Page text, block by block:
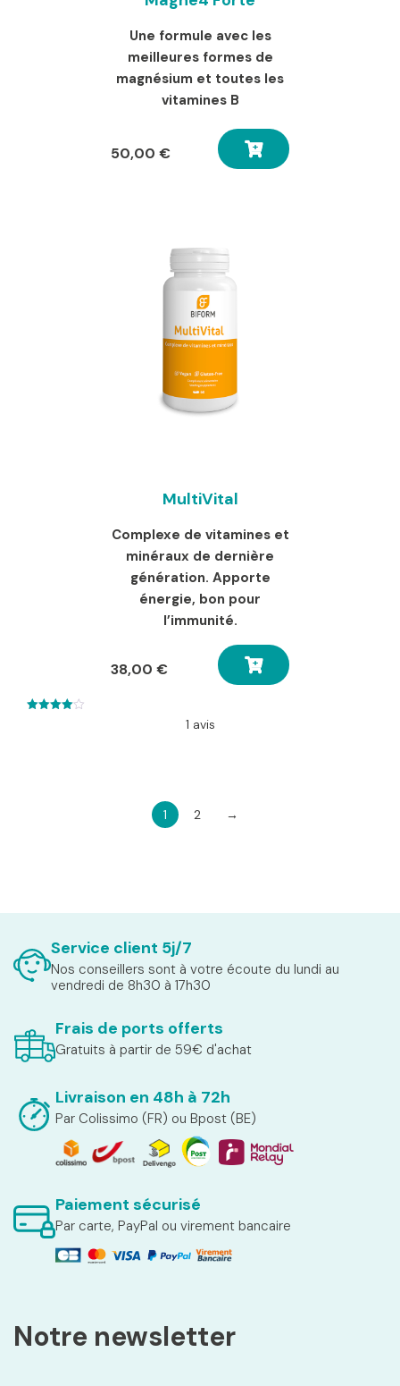
Une formule avec les
meilleures formes de
magnésium et toutes les
vitamines B
50,00 €
MultiVital
Complexe de vitamines et
minéraux de dernière
génération. Apporte
énergie, bon pour
l’immunité.
38,00 €
1 avis
1 2 →
Service client 5j/7
Nos conseillers sont à votre écoute du lundi au
vendredi de 8h30 à 17h30
Frais de ports offerts
Gratuits à partir de 59€ d'achat
Livraison en 48h à 72h
Par Colissimo (FR) ou Bpost (BE)
Paiement sécurisé
Par carte, PayPal ou virement bancaire
Notre newsletter